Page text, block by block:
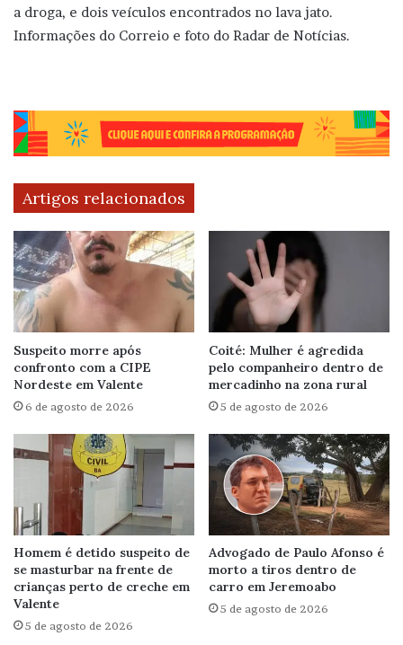
a droga, e dois veículos encontrados no lava jato.
Informações do Correio e foto do Radar de Notícias.
Artigos relacionados
Suspeito morre após
confronto com a CIPE
Nordeste em Valente
6 de agosto de 2026
Coité: Mulher é agredida
pelo companheiro dentro de
mercadinho na zona rural
5 de agosto de 2026
Homem é detido suspeito de
se masturbar na frente de
crianças perto de creche em
Valente
5 de agosto de 2026
Advogado de Paulo Afonso é
morto a tiros dentro de
carro em Jeremoabo
5 de agosto de 2026